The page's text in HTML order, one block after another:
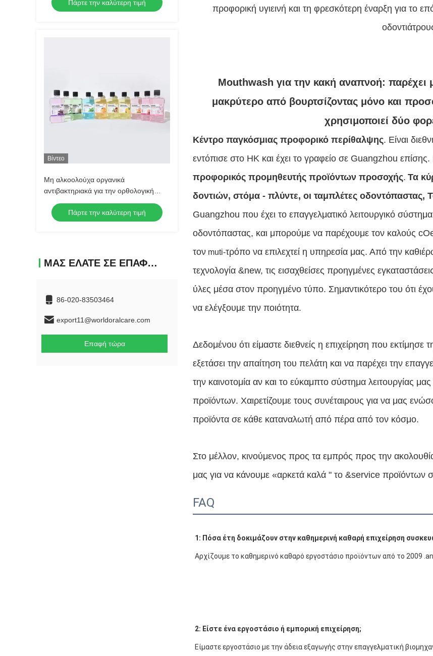
Πάρτε την καλύτερη τιμή
Βίντεο
Μη αλκοολούχα οργανικά
αντιβακτηριακά για την ορθολογική
φροντίδα Φρούτα 250 ml
Πάρτε την καλύτερη τιμή
ΜΑΣ ΕΛΆΤΕ ΣΕ ΕΠΑΦΉ ΜΕ
86-020-83503464
export11@worldoralcare.com
Επαφή τώρα
προφορική υγιεινή και τη φρεσκότερη έναρξη για το
Mouthwash για την κακή αναπνοή: παρέχει
μακρύτερο από βουρτσίζοντας μόνο και
χρησιμοποιεί δύο
Κέντρο παγκόσμιας προφορικό περίθαλψης. Είναι
εντόπισε στο HK και έχει το γραφείο σε Guangzhou επίσης.
προφορικός προμηθευτής προϊόντων προσοχής. Τα
δοντιών, στόμα - πλύντε, οι ταμπλέτες οδοντόπαστας,
Guangzhou που έχει το επαγγελματικό λειτουργικό
οδοντόπαστας, και μπορούμε να παρέχουμε τον καλούς
τον muti-τρόπο να επιλεχτεί η υπηρεσία μας. Από την
τεχνολογία &new, τις εισαχθείσες προηγμένες
ύλες μέσα στον προηγμένο τύπο. Σημαντικότερο του ότι
να ελέγξουμε την ποιότητα.
Δεδομένου ότι είμαστε διεθνείς η επιχείρηση που εκτίμησε
εξετάσει την απαίτηση του πελάτη και να παρέχει την
την καινοτομία αν και το εύκαμπτο σύστημα λειτουργίας
προϊόντων. Χαιρετίζουμε τους συνέταιρους για να μας
προϊόντα σε κάθε καταναλωτή από πέρα από τον κόσμο.
Στο μέλλον, κινούμενος προς τα εμπρός προς την
μας για να κάνουμε «αρκετά καλά " το &service προϊόντων
FAQ
1: Πόσα έτη δοκιμάζουν στην καθημερινή καθαρή επιχείρηση
Αρχίζουμε το καθημερινό καθαρό εργοστάσιο προϊόντων από το 2009
2: Είστε ένα εργοστάσιο ή εμπορική επιχείρηση;
Είμαστε εργοστάσιο με την άδεια εξαγωγής στην επαγγελματική